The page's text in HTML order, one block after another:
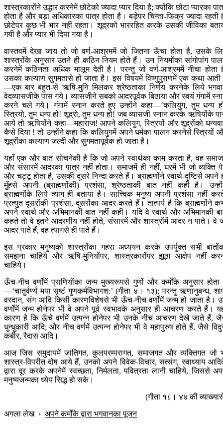
शास्त्रकारोंने उद्धार करनेमें छोटेको ज्यादा प्यार दिया है; क्योंकि छोटा प्यारका
होता है और बड़ा अधिकारका पात्र होता है। बड़ेपर चिन्ता-फिक्र ज्यादा रहती
छोटेपर कुछ भी भार नहीं रहता। शूद्रको भाररहित करके उसकी जीविका
गयी है और प्यार भी दिया गया है।
वास्तवमें देखा जाय तो जो वर्ण-आश्रममें जो जितना ऊँचा होता है, उसके
शास्त्रोंके अनुसार उतने ही कठिन नियम होते हैं। उन नियमोंका सांगोपांग
करनेमें कठिनता अधिक मालूम देती है। परन्तु जो वर्ण-आश्रममें नीचा होता
उसका कल्याण सुगमतासे हो जाता है। इस विषयमें विष्णुपुराणमें एक कथा आती
—एक बार बहुत-से ऋषि-मुनि मिलकर श्रेष्ठताका निर्णय करनेके लिये
वेदव्यासजीके पास गये। व्यासजीने सबको आदरपूर्वक बिठाया और स्वयं गंगामें
करने चले गये। गंगामें स्नान करते हुए उन्होंने कहा—‘कलियुग, तुम धन्य
स्त्रियो, तुम धन्य हो! शूद्रो, तुम धन्य हो! जब व्यासजी स्नान करके ऋषियोंके
आये तो ऋषियोंने कहा—महाराज! आपने कलियुग, स्त्रियों और शूद्रोंको
कैसे दिया ! तो उन्होंने कहा कि कलियुगमें अपने धर्मका पालन करनेसे स्त्रियों
शूद्रोंका कल्याण जल्दी और सुगमतापूर्वक हो जाता है।
यहाँ एक और बात सोचनेकी है कि जो अपने स्वार्थका काम करता है, वह
और संसारमें आदरका पात्र नहीं होता। समाजमें ही नहीं, घरमें भी जो व्यक्ति
और चट्टू होता है, उसकी दूसरे निन्दा करते हैं। ब्राह्मणोंने स्वार्थ-दृष्टिसे अपने
मुँहसे अपनी (ब्राह्मणोंकी) प्रशंसा, श्रेष्ठताकी बात नहीं कही है।
ब्राह्मणोंके लिये त्याग ही बताया है। सात्त्विक मनुष्य अपनी प्रशंसा नहीं
प्रत्युत दूसरोंकी प्रशंसा, दूसरोंका आदर करते हैं। तात्पर्य है कि ब्राह्मणोंने
अपने स्वार्थ और अभिमानकी बात नहीं कही। यदि वे स्वार्थ और अभिमानकी
कहते तो वे इतने आदरणीय नहीं होते, संसारमें और शास्त्रोंमें आदर न पाते। वे
आदर पाते हैं, वह त्यागसे ही पाते हैं।
इस प्रकार मनुष्यको शास्त्रोंका गहरा अध्ययन करके उपर्युक्त सभी
समझना चाहिये और ऋषि-मुनियोंपर, शास्त्रकारोंपर झूठा आक्षेप नहीं
चाहिये।
ऊँच-नीच वर्णोंमें प्राणियोंका जन्म मुख्यरूपसे गुणों और कर्मोंके अनुसार होता
—‘चातुर्वर्ण्यं मया सृष्टं गुणकर्मविभागश:’ (गीता ४। १३); परन्तु ऋणानुबन्ध,
वरदान, संग आदि किसी कारणविशेषसे भी ऊँच-नीच वर्णोंमें जन्म हो जाता है।
वर्णोंमें जन्म होनेपर भी वे अपने पूर्व स्वभावके अनुसार ही आचरण करते हैं।
कारण है कि ऊँचे वर्णमें उत्पन्न होनेपर भी उनके नीच आचरण देखे जाते हैं,
धुन्धुकारी आदि; और नीच वर्णमें उत्पन्न होनेपर भी वे महापुरुष होते हैं, जैसे
कबीर, रैदास आदि।
आज जिस समुदायमें जातिगत, कुलपरम्परागत, समाजगत और व्यक्तिगत जो
शास्त्र-विपरीत दोष आये हैं, उनको अपने विवेक-विचार, सत्संग, स्वाध्याय
द्वारा दूर करके अपनेमें स्वच्छता, निर्मलता, पवित्रता लानी चाहिये, जिससे
मनुष्यजन्मका ध्येय सिद्ध हो सके।
(गीता १८। ४४ की
अगला लेख› अपने कर्मोंके द्वारा भगवान‍्का पूजन